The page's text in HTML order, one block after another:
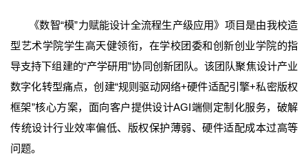
《数智“模”力赋能设计全流程生产级应用》项目是由我校造
型艺术学院学生高天健领衔，在学校团委和创新创业学院的指
导支持下组建的“产学研用”协同创新团队。该团队聚焦设计产业
数字化转型痛点，创建“规则驱动网络+硬件适配引擎+私密版权
框架”核心方案，面向客户提供设计AGI端侧定制化服务，破解
传统设计行业效率偏低、版权保护薄弱、硬件适配成本过高等
问题。